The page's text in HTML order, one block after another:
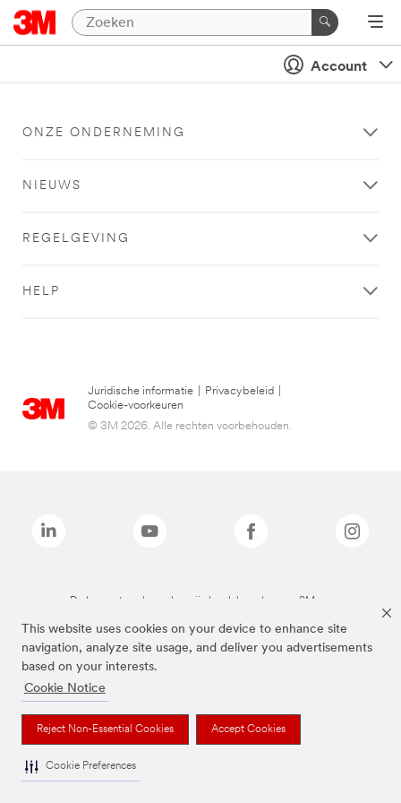
This website uses cookies on your device to enhance site
navigation, analyze site usage, and deliver you advertisements
based on your interests.
Cookie Notice
Reject Non-Essential Cookies Accept Cookies
Cookie Preferences
Account
ONZE ONDERNEMING
NIEUWS
REGELGEVING
HELP
Juridische informatie Privacybeleid
Cookie-voorkeuren
© 3M 2026. Alle rechten voorbehouden.
De bovenstaande merken zijn handelsmerken van 3M.we